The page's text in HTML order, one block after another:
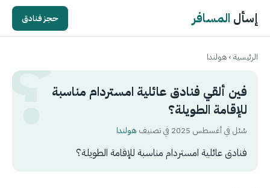
إسأل المسافر حجز فنادق
الرئيسية›هولندا
فين ألقي فنادق عائلية امستردام مناسبة
للإقامة الطويلة؟
سُئل في أغسطس 2025 في تصنيف هولندا
فنادق عائلية امستردام مناسبة للإقامة الطويلة؟